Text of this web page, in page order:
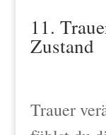
11.
Zustand
Trauer